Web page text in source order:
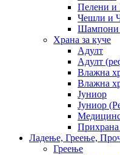
Пелени и
Чешли и
Шампони
Храна за куче
Адулт
Адулт
Влажна
Влажна
Јуниор
Јуниор
Прихрана
Ладење, Греење,
Греење